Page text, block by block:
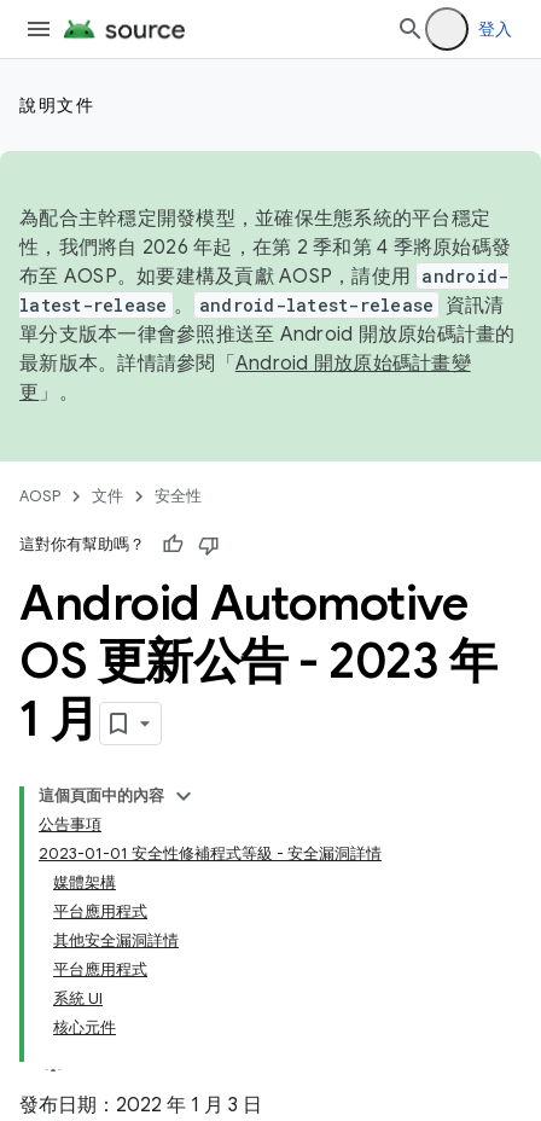
登入
說明文件
為配合主幹穩定開發模型，並確保生態系統的平台穩定
性，我們將自 2026 年起，在第 2 季和第 4 季將原始碼發
布至 AOSP。如要建構及貢獻 AOSP，請使用 android-
latest-release 。 android-latest-release
資訊清
單分支版本一律會參照推送至 Android 開放原始碼計畫的
最新版本。詳情請參閱「 Android 開放原始碼計畫變
更 」。
AOSP 文件 安全性
這對你有幫助嗎？
Android Automotive
OS 更新公告 - 2023 年
1 月
這個頁面中的內容
公告事項
2023-01-01 安全性修補程式等級 - 安全漏洞詳情
媒體架構
平台應用程式
其他安全漏洞詳情
平台應用程式
系統 UI
核心元件
發布日期：2022 年 1 月 3 日